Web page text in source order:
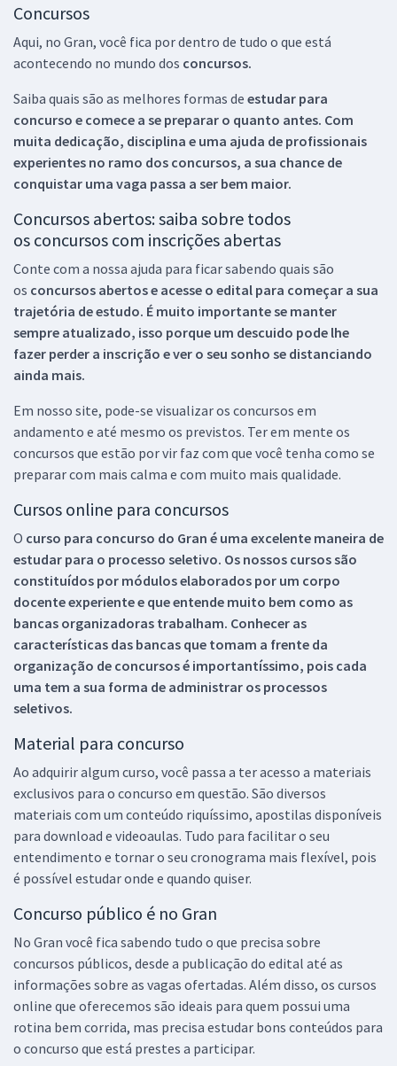
Concursos
Aqui, no Gran, você fica por dentro de tudo o que está
acontecendo no mundo dos concursos.
Saiba quais são as melhores formas de estudar para
concurso e comece a se preparar o quanto antes. Com
muita dedicação, disciplina e uma ajuda de profissionais
experientes no ramo dos concursos, a sua chance de
conquistar uma vaga passa a ser bem maior.
Concursos abertos: saiba sobre todos
os concursos com inscrições abertas
Conte com a nossa ajuda para ficar sabendo quais são
os concursos abertos e acesse o edital para começar a sua
trajetória de estudo. É muito importante se manter
sempre atualizado, isso porque um descuido pode lhe
fazer perder a inscrição e ver o seu sonho se distanciando
ainda mais.
Em nosso site, pode-se visualizar os concursos em
andamento e até mesmo os previstos. Ter em mente os
concursos que estão por vir faz com que você tenha como se
preparar com mais calma e com muito mais qualidade.
Cursos online para concursos
O curso para concurso do Gran é uma excelente maneira de
estudar para o processo seletivo. Os nossos cursos são
constituídos por módulos elaborados por um corpo
docente experiente e que entende muito bem como as
bancas organizadoras trabalham. Conhecer as
características das bancas que tomam a frente da
organização de concursos é importantíssimo, pois cada
uma tem a sua forma de administrar os processos
seletivos.
Material para concurso
Ao adquirir algum curso, você passa a ter acesso a materiais
exclusivos para o concurso em questão. São diversos
materiais com um conteúdo riquíssimo, apostilas disponíveis
para download e videoaulas. Tudo para facilitar o seu
entendimento e tornar o seu cronograma mais flexível, pois
é possível estudar onde e quando quiser.
Concurso público é no Gran
No Gran você fica sabendo tudo o que precisa sobre
concursos públicos, desde a publicação do edital até as
informações sobre as vagas ofertadas. Além disso, os cursos
online que oferecemos são ideais para quem possui uma
rotina bem corrida, mas precisa estudar bons conteúdos para
o concurso que está prestes a participar.